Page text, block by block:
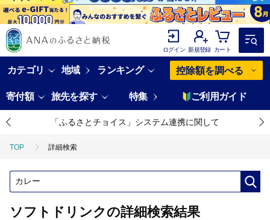
ログイン 新規登録 カート
カテゴリ 地域 ランキング 控除額を調べる
寄付額 旅先を探す 特集 ご利用ガイド
「ふるさとチョイス」システム連携に関して
TOP 詳細検索
ソフトドリンクの詳細検索結果